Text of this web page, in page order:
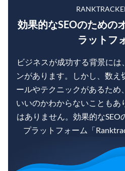
効果的なSEOのための
ラットフ
ビジネスが成功する背景には
ンがあります。しかし、数え
ールやテクニックがあるため
いいのかわからないこともあ
はありません。効果的なSEO
プラットフォーム「